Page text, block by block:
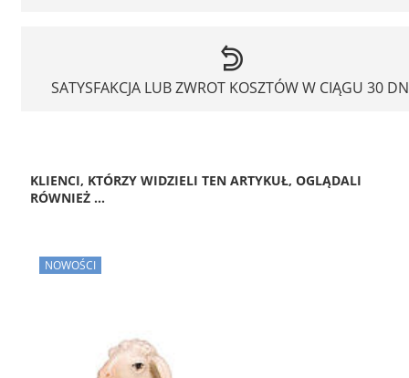
SATYSFAKCJA LUB ZWROT KOSZTÓW W CIĄGU 30
KLIENCI, KTÓRZY WIDZIELI TEN ARTYKUŁ, OGLĄDALI
RÓWNIEŻ ...
NOWOŚCI